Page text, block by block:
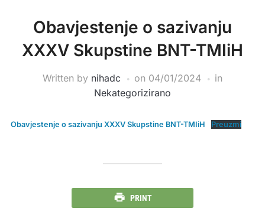
Obavjestenje o sazivanju
XXXV Skupstine BNT-TMIiH
Written by nihadc on 04/01/2024
in
Nekategorizirano
Obavjestenje o sazivanju XXXV Skupstine BNT-TMIiH Preuzmi
PRINT